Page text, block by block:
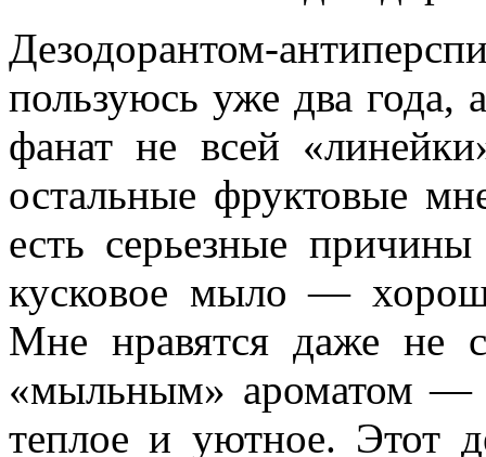
Дезодорантом-
пользуюсь уже два года,
фанат не всей
остальные фруктовые
есть серьезные
кусковое мыло —
Мне нравятся даже не
«мыльным» ароматом —
теплое и уютное. Этот